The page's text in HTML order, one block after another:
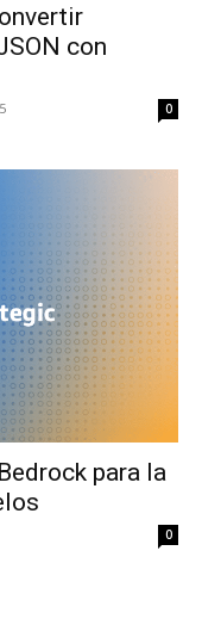
con
0
para la
0